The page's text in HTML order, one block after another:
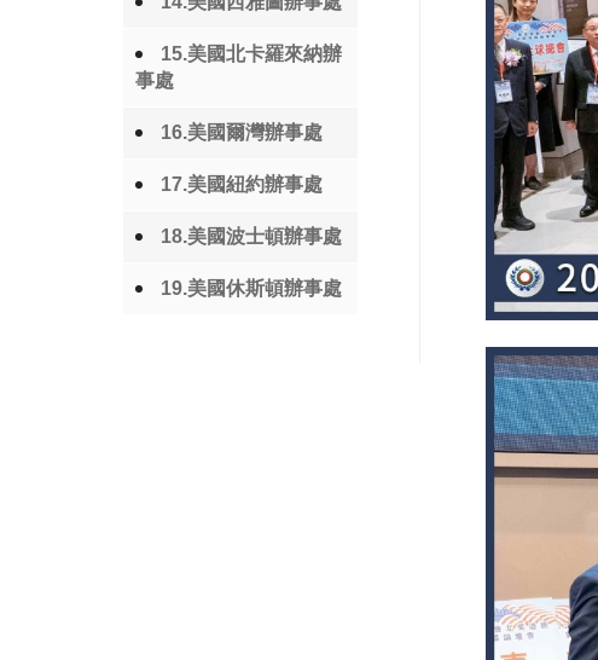
15.美國北卡羅來納辦
事處
16.美國爾灣辦事處
17.美國紐約辦事處
18.美國波士頓辦事處
19.美國休斯頓辦事處